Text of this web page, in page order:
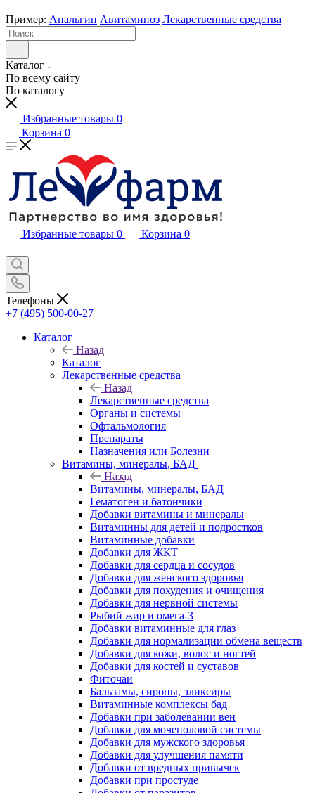
Пример: Анальгин Авитаминоз Лекарственные средства
Каталог
По всему сайту
По каталогу
Избранные товары 0
Корзина 0
Избранные товары 0 Корзина 0
Телефоны
+7 (495) 500-00-27
Каталог
Назад
Каталог
Лекарственные средства
Назад
Лекарственные средства
Органы и системы
Офтальмология
Препараты
Назначения или Болезни
Витамины, минералы, БАД
Назад
Витамины, минералы, БАД
Гематоген и батончики
Добавки витамины и минералы
Витаминны для детей и подростков
Витаминные добавки
Добавки для ЖКТ
Добавки для сердца и сосудов
Добавки для женского здоровья
Добавки для похудения и очищения
Добавки для нервной системы
Рыбий жир и омега-3
Добавки витаминные для глаз
Добавки для нормализации обмена веществ
Добавки для кожи, волос и ногтей
Добавки для костей и суставов
Фиточаи
Бальзамы, сиропы, эликсиры
Витаминные комплексы бад
Добавки при заболевании вен
Добавки для мочеполовой системы
Добавки для мужского здоровья
Добавки для улучшения памяти
Добавки от вредных привычек
Добавки при простуде